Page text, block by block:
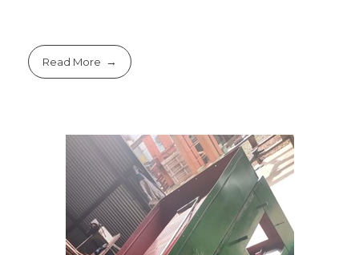
Read More